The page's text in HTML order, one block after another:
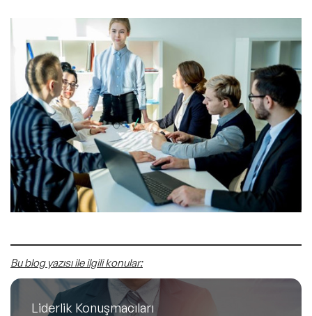
Bu blog yazısı ile ilgili konular:
Liderlik Konuşmacıları